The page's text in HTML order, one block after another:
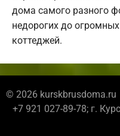
дома самого разного
недорогих до
коттеджей.
© 2026 kurskbrusdoma.ru
+7 921 027-89-78; г.